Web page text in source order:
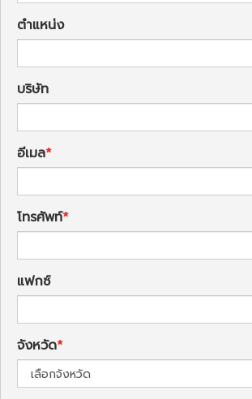
ตำแหน่ง
บริษัท
อีเมล
โทรศัพท์
แฟกซ์
จังหวัด